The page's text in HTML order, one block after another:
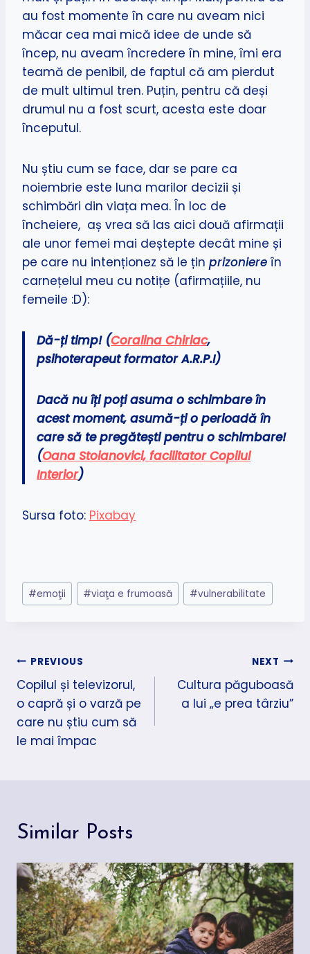
au fost momente în care nu aveam nici
măcar cea mai mică idee de unde să
încep, nu aveam încredere în mine, îmi era
teamă de penibil, de faptul că am pierdut
de mult ultimul tren. Puțin, pentru că deși
drumul nu a fost scurt, acesta este doar
începutul.
Nu știu cum se face, dar se pare ca
noiembrie este luna marilor decizii și
schimbări din viața mea. În loc de
încheiere, aș vrea să las aici două afirmații
ale unor femei mai deștepte decât mine și
pe care nu intenționez să le țin prizoniere în
carnețelul meu cu notițe (afirmațiile, nu
femeile :D):
Dă-ți timp! (Coralina Chiriac,
psihoterapeut formator A.R.P.I)
Dacă nu îți poți asuma o schimbare în
acest moment, asumă-ți o perioadă în
care să te pregătești pentru o schimbare!
(Oana Stoianovici, facilitator Copilul
Interior)
Sursa foto: Pixabay
Post
Tags:
#emoţii #viaţa e frumoasă #vulnerabilitate
Navigare
în
articole
PREVIOUS
Copilul și televizorul,
o capră și o varză pe
care nu știu cum să
le mai împac
NEXT
Cultura păguboasă
a lui „e prea târziu”
Similar Posts